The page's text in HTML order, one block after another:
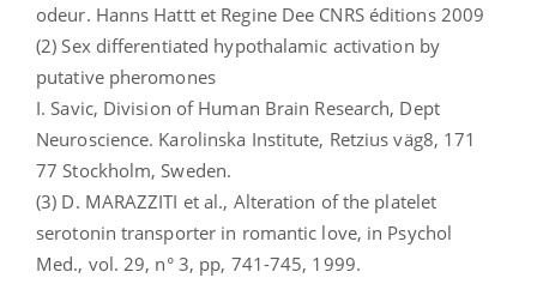
odeur. Hanns Hattt et Regine Dee CNRS éditions 2009
(2) Sex differentiated hypothalamic activation by
putative pheromones
I. Savic, Division of Human Brain Research, Dept
Neuroscience. Karolinska Institute, Retzius väg8, 171
77 Stockholm, Sweden.
(3) D. MARAZZITI et al., Alteration of the platelet
serotonin transporter in romantic love, in Psychol
Med., vol. 29, n° 3, pp, 741-745, 1999.